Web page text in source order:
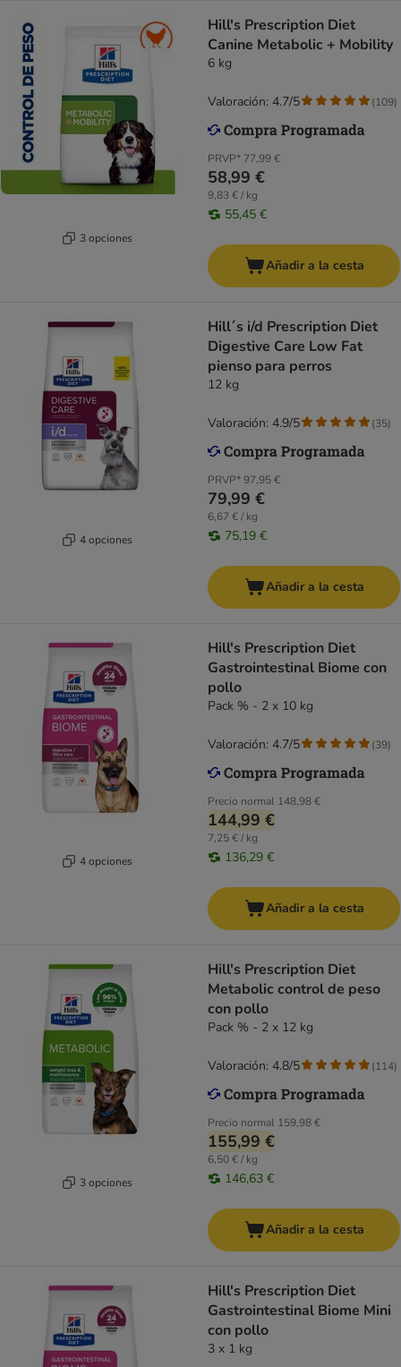
3 opciones
Hill's Prescription Diet
Canine Metabolic + Mobility
6 kg
PRVP* 77,99 €
58,99 €
9,83 € / kg
55,45 €
Valoración: 4.7/5 (109)
Añadir a la cesta
4 opciones
Hill´s i/d Prescription Diet
Digestive Care Low Fat
pienso para perros
12 kg
PRVP*97,95 €
79,99 €
6,67 € / kg
75,19 €
Valoración: 4.9/5 (35)
Añadir a la cesta
4 opciones
Hill's Prescription Diet
Gastrointestinal Biome con
pollo
Pack % - 2 x 10 kg
Precio normal 148,98 €
144,99 €
7,25 € / kg
136,29 €
Valoración: 4.7/5 (39)
Añadir a la cesta
3 opciones
Hill's Prescription Diet
Metabolic control de peso
con pollo
Pack % - 2 x 12 kg
Precio normal 159,98 €
155,99 €
6,50 € / kg
146,63 €
Valoración: 4.8/5 (114)
Añadir a la cesta
Hill's Prescription Diet
Gastrointestinal Biome Mini
con pollo
3 x 1 kg